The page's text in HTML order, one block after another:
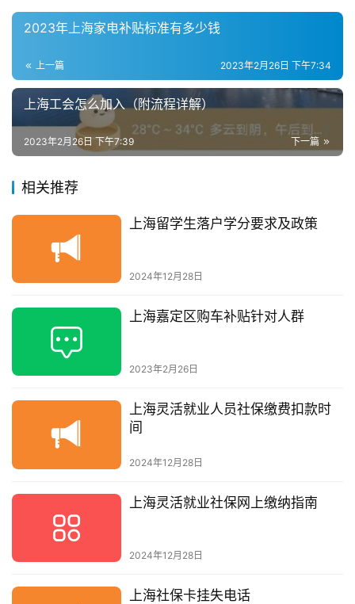
2023年上海家电补贴标准有多少钱
上一篇 2023年2月26日 下午7:34
上海工会怎么加入（附流程详解）
下一篇
2023年2月26日 下午7:39
相关推荐
上海留学生落户学分要求及政策
2024年12月28日
上海嘉定区购车补贴针对人群
2023年2月26日
上海灵活就业人员社保缴费扣款时
间
2024年12月28日
上海灵活就业社保网上缴纳指南
2024年12月28日
上海社保卡挂失电话